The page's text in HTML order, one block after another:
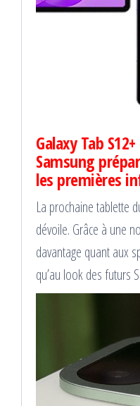
Galaxy Tab
Samsung
les premières
La prochaine tablette
dévoile. Grâce à une
davantage quant aux
qu’au look des futurs